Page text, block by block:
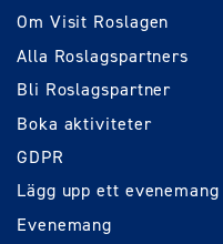
Om Visit Roslagen
Alla Roslagspartners
Bli Roslagspartner
Boka aktiviteter
GDPR
Lägg upp ett evenemang
Evenemang